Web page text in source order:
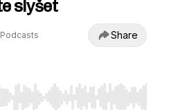
slyšet
Share
to seek, Home/End to jump to